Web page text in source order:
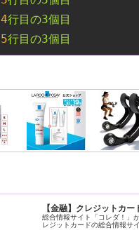
4行目の3個目
5行目の3個目
【金融】クレジットカー
総合情報サイト「コレダ！」
レジットカードの総合情報サ